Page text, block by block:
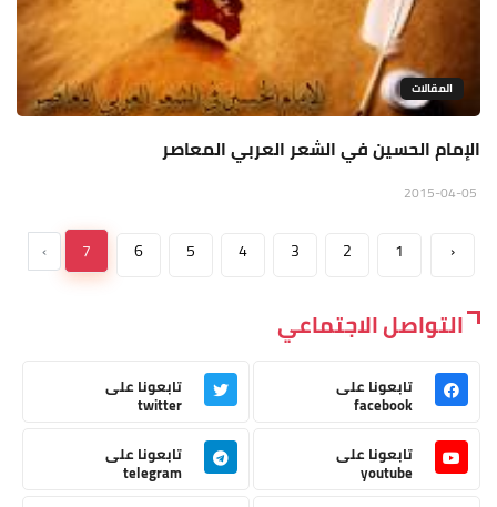
المقالات
الإمام الحسين في الشعر العربي المعاصر
‹
1
2
3
4
5
6
7
›
التواصل الاجتماعي
تابعونا على
facebook
تابعونا على
twitter
تابعونا على
youtube
تابعونا على
telegram